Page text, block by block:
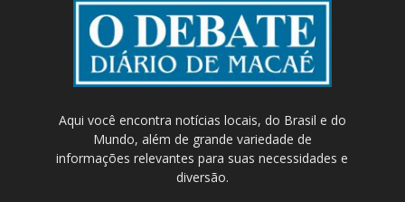
Aqui você encontra notícias locais, do Brasil e do
Mundo, além de grande variedade de
informações relevantes para suas necessidades e
diversão.